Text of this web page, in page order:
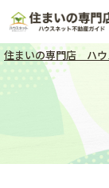
住まいの専門店 ハウ